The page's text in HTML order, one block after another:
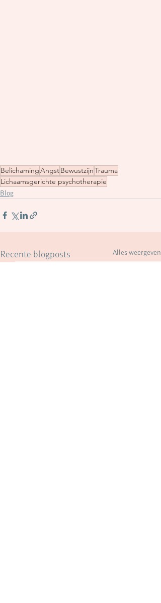
BelichamingAngstBewustzijnTrauma
Lichaamsgerichte psychotherapie
Blog
Recente blogposts Alles weergeven